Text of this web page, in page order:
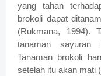
yang tahan
brokoli dapat
(Rukmana, 1994).
tanaman sayuran
Tanaman brokoli
setelah itu akan mati